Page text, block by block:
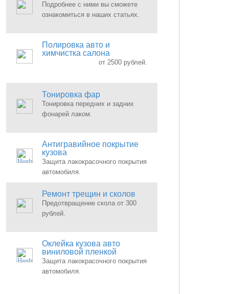
Подробнее с ними вы сможете
ознакомиться в наших статьях.
Полировка авто и
химчистка салона
от 2500 рублей.
Тонировка фар
Тонировка передних и задних
фонарей лаком.
Антигравийное покрытие
кузова
Защита лакокрасочного покрытия
автомобиля.
Ремонт трещин и сколов
Предотвращение скола от 300
рублей.
Оклейка кузова авто
виниловой пленкой
Защита лакокрасочного покрытия
автомобиля.